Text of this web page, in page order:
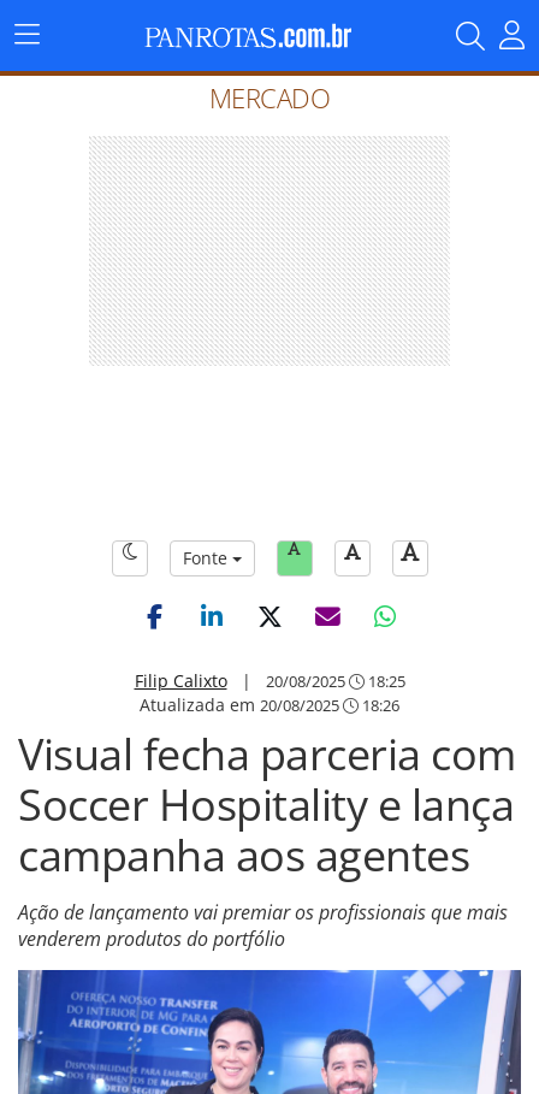
Menu
Principal
MERCADO
Fonte
Filip Calixto| 20/08/2025 18:25
Atualizada em 20/08/2025 18:26
Visual fecha parceria com
Soccer Hospitality e lança
campanha aos agentes
Ação de lançamento vai premiar os profissionais que mais
venderem produtos do portfólio